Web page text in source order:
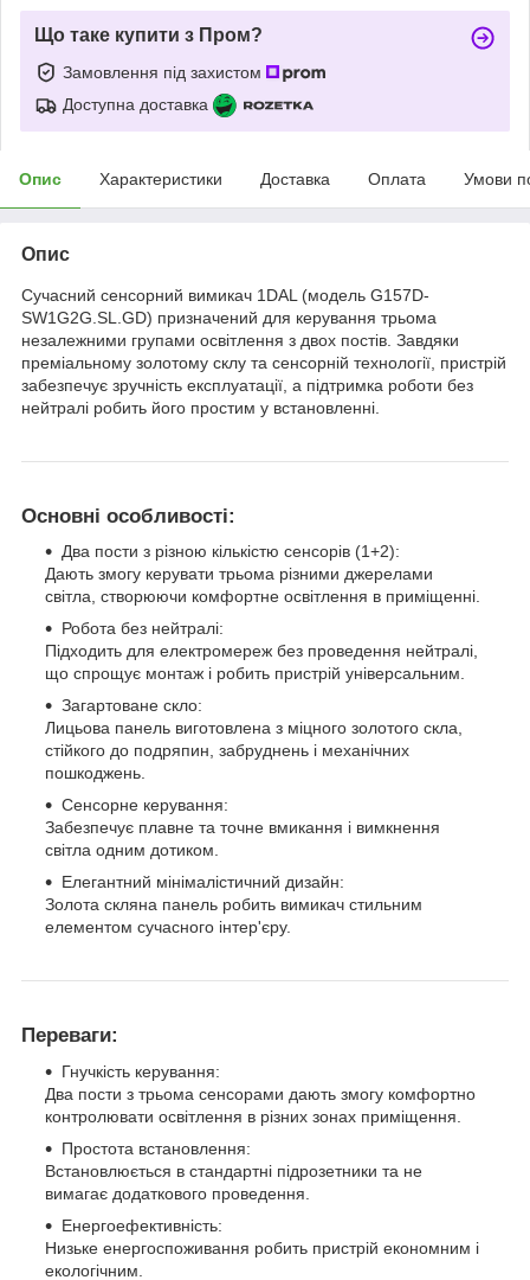
Що таке купити з Пром?
Замовлення під захистом
Доступна доставка
Опис Характеристики Доставка Оплата Умови
Опис
Сучасний сенсорний вимикач 1DAL (модель G157D-
SW1G2G.SL.GD) призначений для керування трьома
незалежними групами освітлення з двох постів. Завдяки
преміальному золотому склу та сенсорній технології, пристрій
забезпечує зручність експлуатації, а підтримка роботи без
нейтралі робить його простим у встановленні.
Основні особливості:
Два пости з різною кількістю сенсорів (1+2):
Дають змогу керувати трьома різними джерелами
світла, створюючи комфортне освітлення в приміщенні.
Робота без нейтралі:
Підходить для електромереж без проведення нейтралі,
що спрощує монтаж і робить пристрій універсальним.
Загартоване скло:
Лицьова панель виготовлена з міцного золотого скла,
стійкого до подряпин, забруднень і механічних
пошкоджень.
Сенсорне керування:
Забезпечує плавне та точне вмикання і вимкнення
світла одним дотиком.
Елегантний мінімалістичний дизайн:
Золота скляна панель робить вимикач стильним
елементом сучасного інтер'єру.
Переваги:
Гнучкість керування:
Два пости з трьома сенсорами дають змогу комфортно
контролювати освітлення в різних зонах приміщення.
Простота встановлення:
Встановлюється в стандартні підрозетники та не
вимагає додаткового проведення.
Енергоефективність:
Низьке енергоспоживання робить пристрій економним і
екологічним.